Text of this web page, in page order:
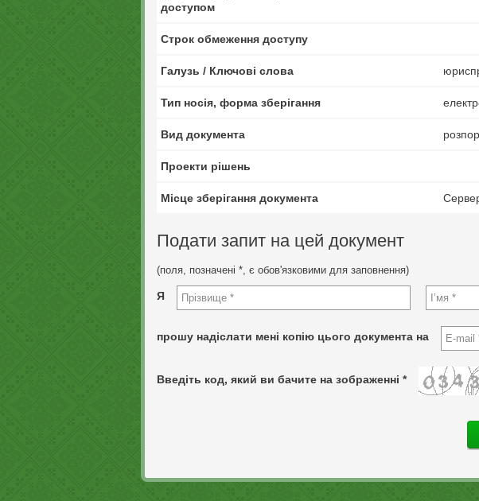
доступом
Строк обмеження доступу
Галузь / Ключові слова
Тип носія, форма зберігання
Вид документа
Проекти рішень
Місце зберігання документа
Подати запит на цей документ
(поля, позначені *, є обов'язковими для заповнення)
Я
прошу надіслати мені копію цього документа на
Введіть код, який ви бачите на зображенні *